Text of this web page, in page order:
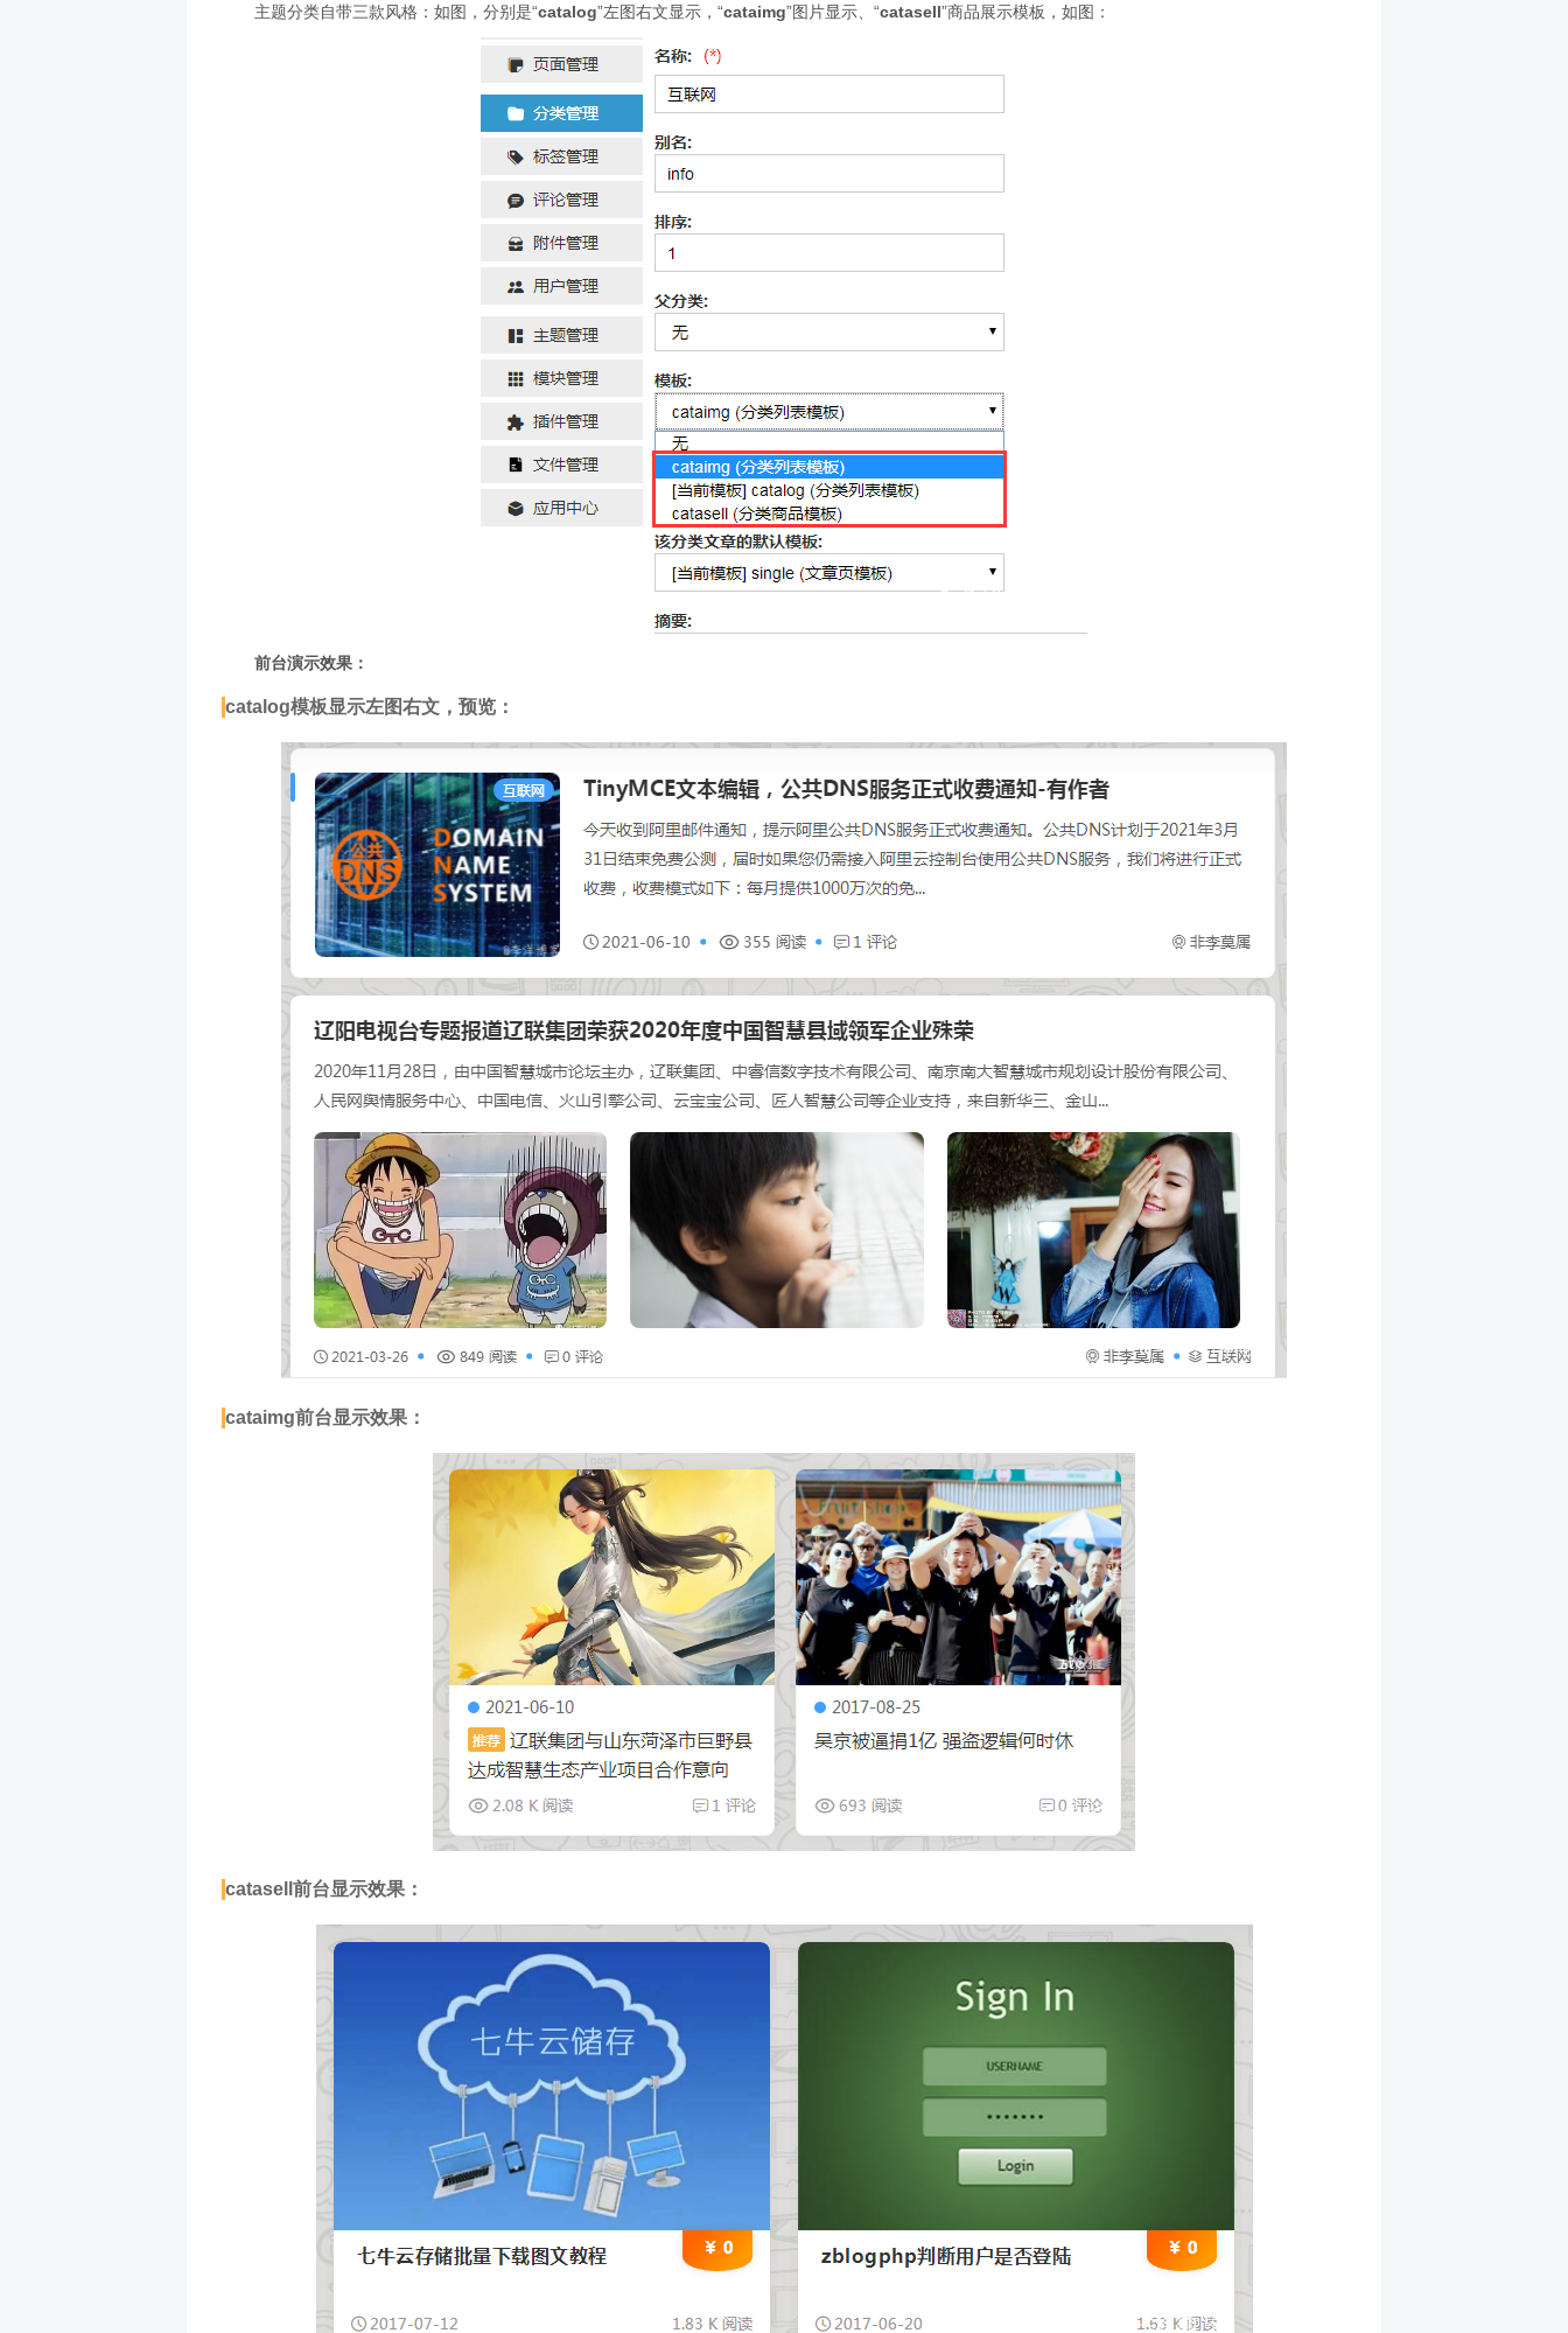
主题分类自带三款风格：如图，分别是“catalog”左图右文显示，“cataimg”图片显示、“catasell”商品展示模板，如图：
前台演示效果：
catalog模板显示左图右文，预览：
cataimg前台显示效果：
catasell前台显示效果：